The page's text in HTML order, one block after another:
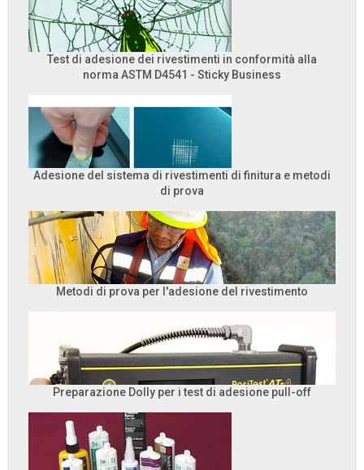
Test di adesione dei rivestimenti in conformità alla
norma ASTM D4541 - Sticky Business
Adesione del sistema di rivestimenti di finitura e metodi
di prova
Metodi di prova per l'adesione del rivestimento
Preparazione Dolly per i test di adesione pull-off